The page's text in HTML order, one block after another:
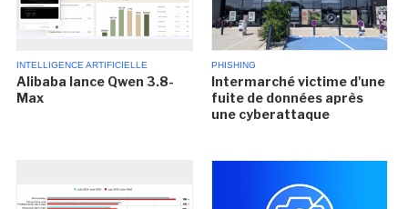
INTELLIGENCE ARTIFICIELLE
Alibaba lance Qwen 3.8-
Max
PHISHING
Intermarché victime d'une
fuite de données après
une cyberattaque